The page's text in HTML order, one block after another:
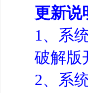
更新说
1、系
破解版
2、系